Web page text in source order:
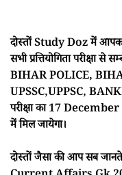
दोस्तों Study Doz में
सभी प्रत्तियोगिता परीक्षा
BIHAR POLICE,
UPSSC,UPPSC,
परीक्षा का 17
में मिल जायेगा।
दोस्तों जैसा की आप सब जानते